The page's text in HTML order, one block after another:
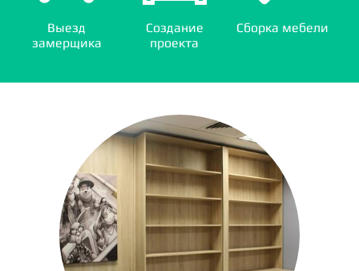
Выезд
замерщика
Создание
проекта
Сборка мебели